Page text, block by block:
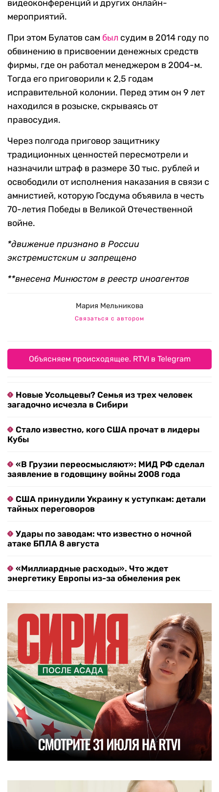
видеоконференций и других онлайн-
мероприятий.
При этом Булатов сам был судим в 2014 году по
обвинению в присвоении денежных средств
фирмы, где он работал менеджером в 2004-м.
Тогда его приговорили к 2,5 годам
исправительной колонии. Перед этим он 9 лет
находился в розыске, скрываясь от
правосудия.
Через полгода приговор защитнику
традиционных ценностей пересмотрели и
назначили штраф в размере 30 тыс. рублей и
освободили от исполнения наказания в связи с
амнистией, которую Госдума объявила в честь
70-летия Победы в Великой Отечественной
войне.
*движение признано в России
экстремистским и запрещено
**внесена Минюстом в реестр иноагентов
Мария Мельникова
Связаться с автором
Объясняем происходящее. RTVI в Telegram
Новые Усольцевы? Семья из трех человек
загадочно исчезла в Сибири
Стало известно, кого США прочат в лидеры
Кубы
«В Грузии переосмысляют»: МИД РФ сделал
заявление в годовщину войны 2008 года
США принудили Украину к уступкам: детали
тайных переговоров
Удары по заводам: что известно о ночной
атаке БПЛА 8 августа
«Миллиардные расходы». Что ждет
энергетику Европы из-за обмеления рек